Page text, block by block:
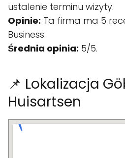
ustalenie terminu wizyty.
Opinie: Ta firma ma 5
Business.
Średnia opinia: 5/5.
📌 Lokalizacja
Huisartsen